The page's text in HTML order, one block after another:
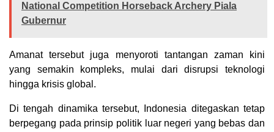
National Competition Horseback Archery Piala
Gubernur
Amanat tersebut juga menyoroti tantangan zaman kini
yang semakin kompleks, mulai dari disrupsi teknologi
hingga krisis global.
Di tengah dinamika tersebut, Indonesia ditegaskan tetap
berpegang pada prinsip politik luar negeri yang bebas dan